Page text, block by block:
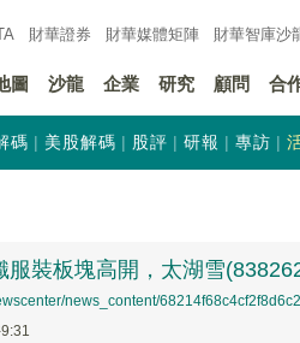
財華證券 財華媒體矩陣 財華智庫沙
圖 沙龍 企業 研究 顧問 合
碼 美股解碼 股評 研報 專訪
服裝板塊高開，太湖雪
news_content/